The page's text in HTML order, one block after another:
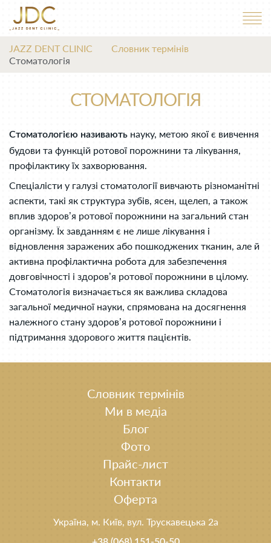
JAZZ DENT CLINIC
Словник термінів
Стоматологія
СТОМАТОЛОГІЯ
Стоматологією називають науку, метою якої є вивчення
будови та функцій ротової порожнини та лікування,
профілактику їх захворювання.
Спеціалісти у галузі стоматології вивчають різноманітні
аспекти, такі як структура зубів, ясен, щелеп, а також
вплив здоров’я ротової порожнини на загальний стан
організму. Їх завданням є не лише лікування і
відновлення заражених або пошкоджених тканин, але й
активна профілактична робота для забезпечення
довговічності і здоров’я ротової порожнини в цілому.
Стоматологія визначається як важлива складова
загальної медичної науки, спрямована на досягнення
належного стану здоров’я ротової порожнини і
підтримання здорового життя пацієнтів.
Словник термінів
Ми в медіа
Блог
Фото
Прайс-лист
Контакти
Оферта
Україна, м. Київ, вул. Трускавецька 2а